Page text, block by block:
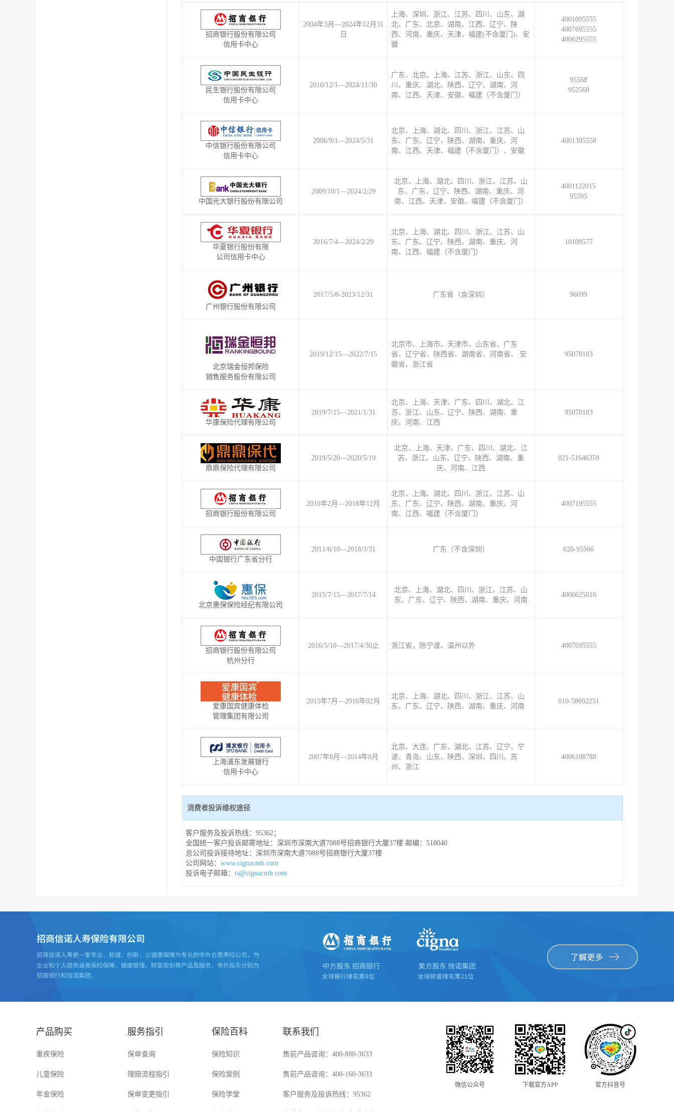
招商银行股份有限公司
信用卡中心
2004年3月—2024年12月31
日
上海、深圳、浙江、江苏、四川、山东、湖
北、广东、北京、湖南、江西、辽宁、陕
西、河南、重庆、天津、福建(不含厦门)、安
徽
4001095555
4007695555
4006295555
民生银行股份有限公司
信用卡中心
2010/12/1—2024/11/30
广东、北京、上海、江苏、浙江、山东、四
川、重庆、湖北、陕西、辽宁、湖南、河
南、江西、天津、安徽、福建（不含厦门）
95568
952568
中信银行股份有限公司
信用卡中心
2006/9/1—2024/5/31
北京、上海、湖北、四川、浙江、江苏、山
东、广东、辽宁、陕西、湖南、重庆、河
南、江西、天津、福建（不含厦门）、安徽
4001395558
中国光大银行股份有限公司
2009/10/1—2024/2/29
北京、上海、湖北、四川、浙江、江苏、山
东、广东、辽宁、陕西、湖南、重庆、河
南、江西、天津、安徽、福建（不含厦门）
4001122015
95595
华夏银行股份有限
公司信用卡中心
2016/7/4—2024/2/29
北京、上海、湖北、四川、浙江、江苏、山
东、广东、辽宁、陕西、湖南、重庆、河
南、江西、福建（不含厦门）
10109577
广州银行股份有限公司
2017/5/8-2023/12/31 广东省（含深圳） 96699
北京瑞金恒邦保险
销售服务股份有限公司
2019/12/15—2022/7/15
北京市、上海市、天津市、山东省、广东
省、辽宁省、陕西省、湖南省、河南省、 安
徽省、浙江省
95078183
华康保险代理有限公司
2019/7/15—2021/1/31
北京、上海、天津、广东、四川、湖北、江
苏、浙江、山东、辽宁、陕西、湖南、重
庆、河南、江西
95078183
鼎鼎保险代理有限公司
2019/5/20—2020/5/19
北京、上海、天津、广东、四川、湖北、江
苏、浙江、山东、辽宁、陕西、湖南、重
庆、河南、江西
021-51646359
招商银行股份有限公司
2010年2月—2018年12月
北京、上海、湖北、四川、浙江、江苏、山
东、广东、辽宁、陕西、湖南、重庆、河
南、江西、福建（不含厦门）
4007195555
中国银行广东省分行
2011/6/10—2018/3/31 广东（不含深圳） 020-95566
北京惠保保险经纪有限公司
2015/7/15—2017/7/14
北京、上海、湖北、四川、浙江、江苏、山
东、广东、辽宁、陕西、湖南、重庆、河南
4000625016
招商银行股份有限公司
杭州分行
2016/5/10—2017/4/30止 浙江省，除宁波、温州以外 4007695555
爱康国宾健康体检
管理集团有限公司
2015年7月—2016年02月
北京、上海、湖北、四川、浙江、江苏、山
东、广东、辽宁、陕西、湖南、重庆、河南
010-58692251
上海浦东发展银行
信用卡中心
2007年8月—2014年8月
北京、大连、广东、湖北、江苏、辽宁、宁
波、青岛、山东、陕西、深圳、四川、苏
州、浙江
4006108788
消费者投诉维权途径
客户服务及投诉热线：95362；
全国统一客户投诉邮寄地址：深圳市深南大道7088号招商银行大厦37楼 邮编：518040
总公司投诉接待地址：深圳市深南大道7088号招商银行大厦37楼
公司网站： www.cignacmb.com
投诉电子邮箱： ts@cignacmb.com
产品购买
重疾保险
儿童保险
年金保险
服务指引
保单查询
理赔流程指引
保单变更指引
保险百科
保险知识
保险案例
保险学堂
联系我们
售前产品咨询：400-880-3633
售前产品咨询：400-160-3633
客户服务及投诉热线：95362
微信公众号 下载官方APP 官方抖音号